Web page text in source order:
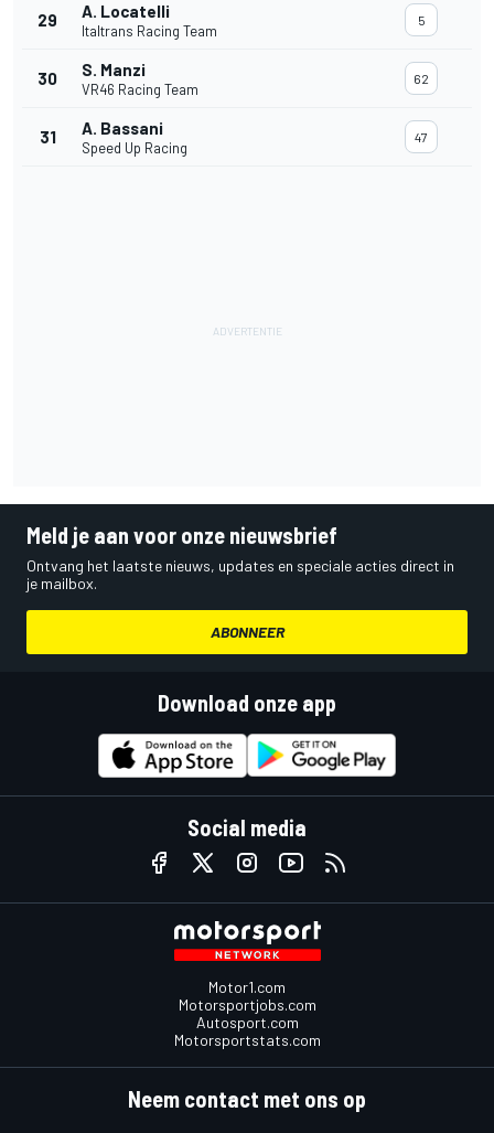
29 A. Locatelli
Italtrans Racing Team
5
30 S. Manzi
VR46 Racing Team
62
31 A. Bassani
Speed Up Racing
47
Meld je aan voor onze nieuwsbrief
Ontvang het laatste nieuws, updates en speciale acties direct in
je mailbox.
ABONNEER
Download onze app
Social media
Motor1.com
Motorsportjobs.com
Autosport.com
Motorsportstats.com
Neem contact met ons op